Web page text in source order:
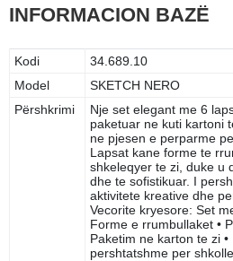
INFORMACION BAZË
Kodi
34.689.10
Model
SKETCH NERO
Përshkrimi
Nje set elegant me 6
paketuar ne kuti kartoni
ne pjesen e perparme
Lapsat kane forme te
shkeleqyer te zi, duke u
dhe te sofistikuar. I
aktivitete kreative dhe
Vecorite kryesore: Set
Forme e rrumbullaket •
Paketim ne karton te zi •
pershtatshme per